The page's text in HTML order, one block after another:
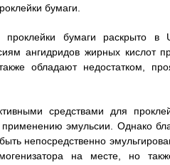
бумаги.
бумаги раскрыто в
ангидридов жирных кислот
обладают недостатком,
средствами для
применению эмульсии. Однако
непосредственно
на месте, но